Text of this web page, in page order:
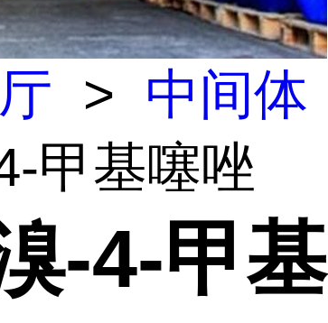
> 中间体
甲基噻唑
-4-甲基